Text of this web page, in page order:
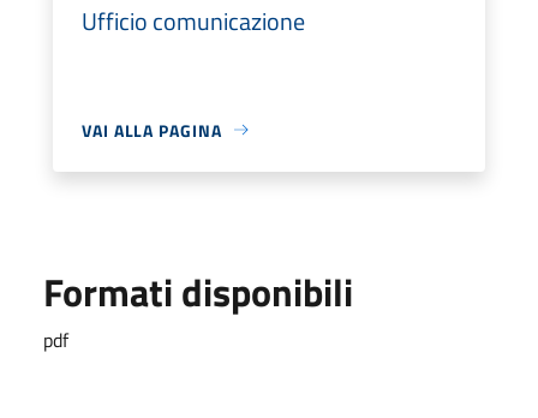
Ufficio comunicazione
VAI ALLA PAGINA
Formati disponibili
pdf